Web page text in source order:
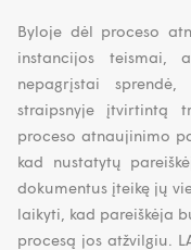
Byloje dėl proceso
instancijos teismai,
nepagrįstai
straipsnyje įtvirtintą
proceso atnaujinimo
kad nustatytų
dokumentus įteikę jų
laikyti, kad pareiškėja
procesą jos atžvilgiu.